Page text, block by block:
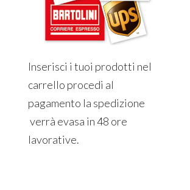
Inserisci i tuoi prodotti nel
carrello procedi al
pagamento la spedizione
verrà evasa in 48 ore
lavorative.